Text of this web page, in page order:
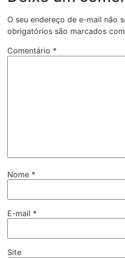
O seu endereço de e-mail não
obrigatórios são marcados com
Comentário *
Nome *
E-mail *
Site